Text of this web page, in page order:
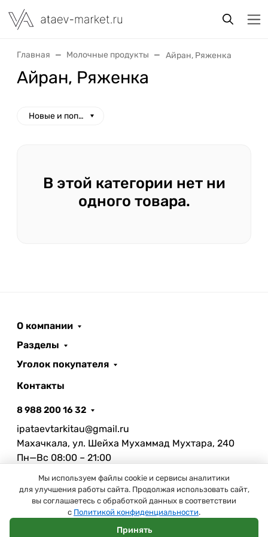
Главная Молочные продукты Айран, Ряженка
Айран, Ряженка
Новые и популярные
В этой категории нет ни
одного товара.
О компании
Разделы
Уголок покупателя
Контакты
8 988 200 16 32
ipataevtarkitau@gmail.ru
Махачкала, ул. Шейха Мухаммад Мухтара, 240
Пн—Вс 08:00 – 21:00
2025 © Все права защищены.
Мы используем файлы cookie и сервисы аналитики
для улучшения работы сайта. Продолжая использовать сайт,
вы соглашаетесь с обработкой данных в соответствии
с Политикой конфиденциальности.
Принять